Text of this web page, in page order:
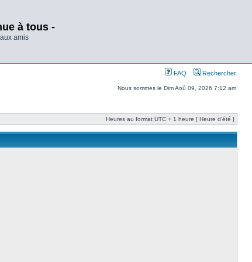
à tous -
amis
FAQ Rechercher
Nous sommes le Dim Aoû 09, 2026 7:12 am
Heures au format UTC + 1 heure [ Heure d’été ]